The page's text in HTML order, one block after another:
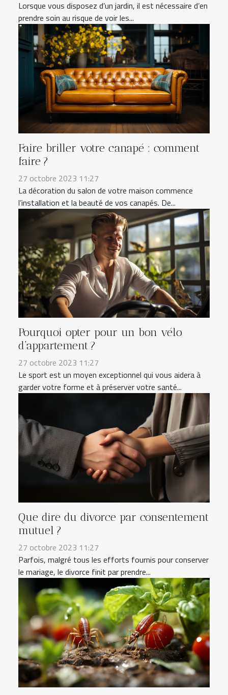
Lorsque vous disposez d’un jardin, il est nécessaire d’en
prendre soin au risque de voir les...
Faire briller votre canapé : comment
faire ?
27 octobre 2023 11:27
La décoration du salon de votre maison commence
l’installation et la beauté de vos canapés. De...
Pourquoi opter pour un bon vélo
d’appartement ?
27 octobre 2023 11:27
Le sport est un moyen exceptionnel qui vous aidera à
garder votre forme et à préserver votre santé...
Que dire du divorce par consentement
mutuel ?
27 octobre 2023 11:27
Parfois, malgré tous les efforts fournis pour conserver
le mariage, le divorce finit par prendre...